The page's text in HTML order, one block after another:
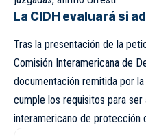
La CIDH evaluará si
Tras la presentación de la
Comisión Interamericana de
documentación remitida por
cumple los requisitos para
interamericano de protección